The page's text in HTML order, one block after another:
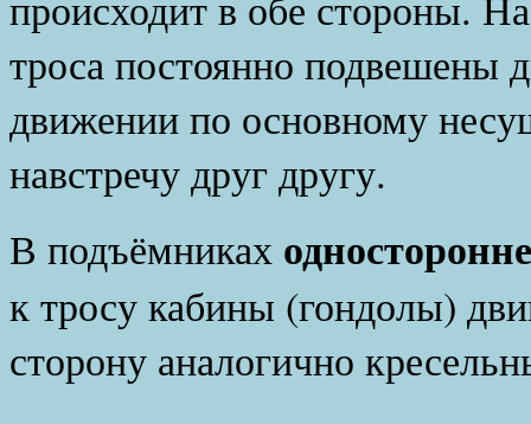
троса постоянно подвешены
движении по основному
навстречу друг другу.
В подъёмниках
к тросу кабины (гондолы)
сторону аналогично